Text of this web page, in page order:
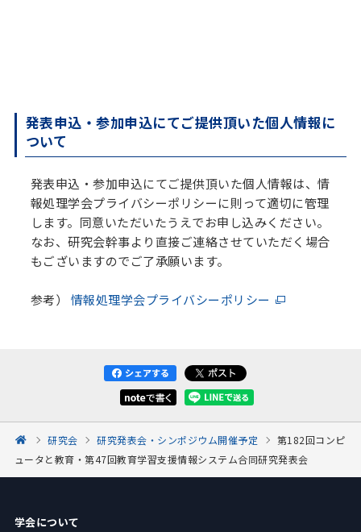
発表申込・参加申込にてご提供頂いた個人情報に
ついて
発表申込・参加申込にてご提供頂いた個人情報は、情
報処理学会プライバシーポリシーに則って適切に管理
します。同意いただいたうえでお申し込みください。
なお、研究会幹事より直接ご連絡させていただく場合
もございますのでご了承願います。
参考） 情報処理学会プライバシーポリシー
研究会 研究発表会・シンポジウム開催予定
第182回コンピ
ュータと教育・第47回教育学習支援情報システム合同研究発表会
学会について